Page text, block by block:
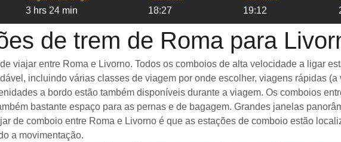
3 hrs 24 min 18:27 19:12
de trem de Roma para
viajar entre Roma e Livorno. Todos os comboios de alta velocidade a ligar
incluindo várias classes de viagem por onde escolher, viagens rápidas
a bordo estão também disponíveis durante a viagem. Os comboios
bastante espaço para as pernas e de bagagem. Grandes janelas
de comboio entre Roma e Livorno é que as estações de comboio estão
a movimentação.